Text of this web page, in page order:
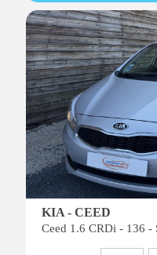
KIA - CEED